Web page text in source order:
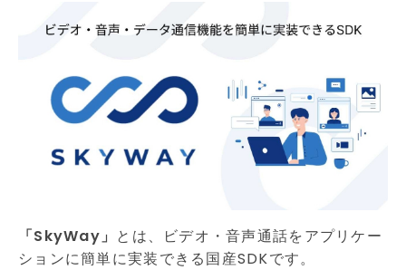
「SkyWay」 とは、ビデオ・音声通話をアプリケー
ションに簡単に実装できる国産SDKです。